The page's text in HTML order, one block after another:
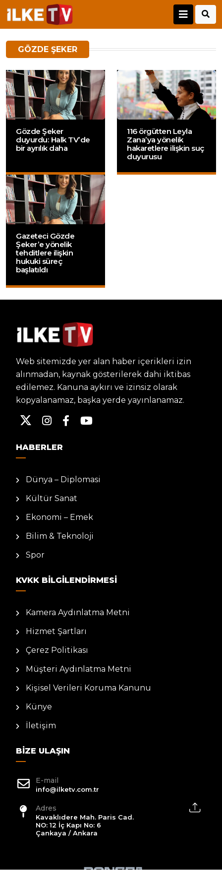
GÖZDE ŞEKER
Gözde Şeker
duyurdu: Halk TV’de
bir ayrılık daha
116 örgütten Leyla
Zana’ya yönelik
hakaretlere ilişkin suç
duyurusu
Gazeteci Gözde
Şeker’e yönelik
tehditlere ilişkin
hukuki süreç
başlatıldı
Web sitemizde yer alan haber içerikleri izin
alınmadan, kaynak gösterilerek dahi iktibas
edilemez. Kanuna aykırı ve izinsiz olarak
kopyalanamaz, başka yerde yayınlanamaz.
HABERLER
Dünya – Diplomasi
Kültür Sanat
Ekonomi – Emek
Bilim & Teknoloji
Spor
KVKK BILGILENDIRMESI
Kamera Aydınlatma Metni
Hizmet Şartları
Çerez Politikası
Müşteri Aydınlatma Metni
Kişisel Verileri Koruma Kanunu
Künye
İletişim
BIZE ULAŞIN
E-mail
info@ilketv.com.tr
Adres
Kavaklıdere Mah. Paris Cad.
NO: 12 İç Kapı No: 6
Çankaya / Ankara